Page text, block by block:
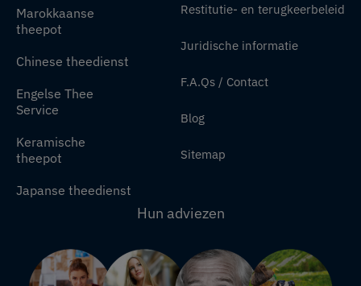
Marokkaanse
theepot
Chinese theedienst
Engelse Thee
Service
Keramische
theepot
Japanse theedienst
Restitutie- en terugkeerbeleid
Juridische informatie
F.A.Qs / Contact
Blog
Sitemap
Hun adviezen